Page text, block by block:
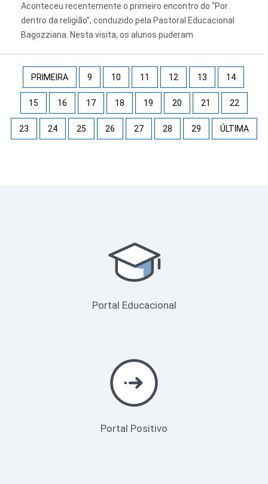
Aconteceu recentemente o primeiro encontro do “Por
dentro da religião”, conduzido pela Pastoral Educacional
Bagozziana. Nesta visita, os alunos puderam
PRIMEIRA 9 10 11 12 13 14
15 16 17 18 19 20 21 22
23 24 25 26 27 28 29 ÚLTIMA
Portal Educacional
Portal Positivo